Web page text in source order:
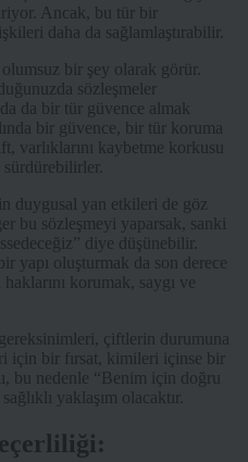
Ancak, bu tür bir
daha da sağlamlaştırabilir.
bir şey olarak görür.
sözleşmeler
da bir tür güvence almak
bir güvence, bir tür koruma
varlıklarını kaybetme korkusu
duygusal yan etkileri de göz
bu sözleşmeyi yaparsak, sanki
diye düşünebilir.
yapı oluşturmak da son derece
korumak, saygı ve
çiftlerin durumuna
bir fırsat, kimileri içinse bir
bu nedenle “Benim için doğru
yaklaşım olacaktır.